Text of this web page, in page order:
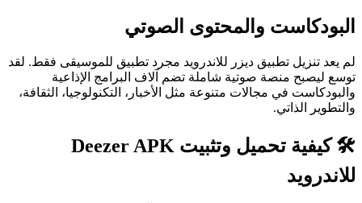
البودكاست والمحتوى الصوتي
لم يعد تنزيل تطبيق ديزر للاندرويد مجرد تطبيق للموسيقى فقط. لقد
توسع ليصبح منصة صوتية شاملة تضم آلاف البرامج الإذاعية
والبودكاست في مجالات متنوعة مثل الأخبار، التكنولوجيا، الثقافة،
والتطوير الذاتي.
🛠️ كيفية تحميل وتثبيت Deezer APK
للاندرويد